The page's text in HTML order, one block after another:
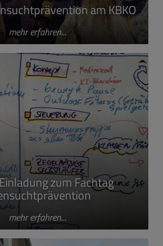
am KBKO
mehr erfahren...
zum Fachtag
mehr erfahren...